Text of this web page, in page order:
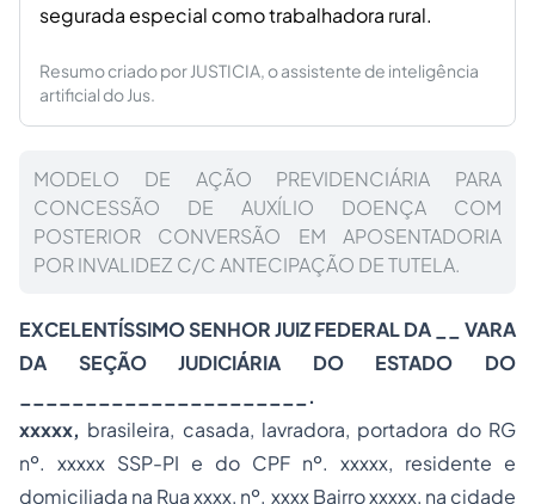
segurada especial como trabalhadora rural.
Resumo criado por JUSTICIA, o assistente de inteligência
artificial do Jus.
MODELO DE AÇÃO PREVIDENCIÁRIA PARA
CONCESSÃO DE AUXÍLIO DOENÇA COM
POSTERIOR CONVERSÃO EM APOSENTADORIA
POR INVALIDEZ C/C ANTECIPAÇÃO DE TUTELA.
EXCELENTÍSSIMO SENHOR JUIZ FEDERAL DA __ VARA
DA SEÇÃO JUDICIÁRIA DO ESTADO DO
______________________.
xxxxx, brasileira, casada, lavradora, portadora do RG
nº. xxxxx SSP-PI e do CPF nº. xxxxx, residente e
domiciliada na Rua xxxx, nº. xxxx Bairro xxxxx, na cidade